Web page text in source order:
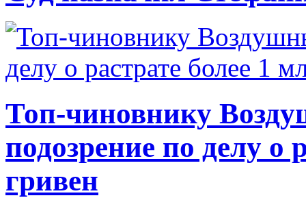
Топ-чиновнику
подозрение по делу о
гривен